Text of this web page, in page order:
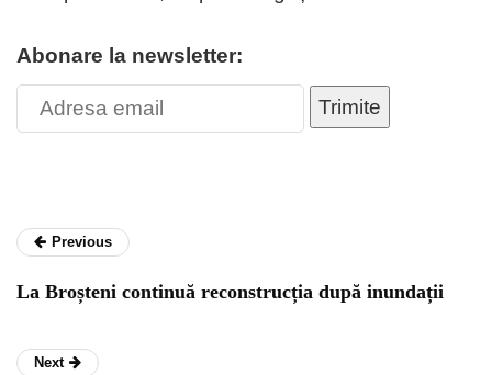
Abonare la newsletter:
Trimite
Previous
La Broșteni continuă reconstrucția după inundații
Next